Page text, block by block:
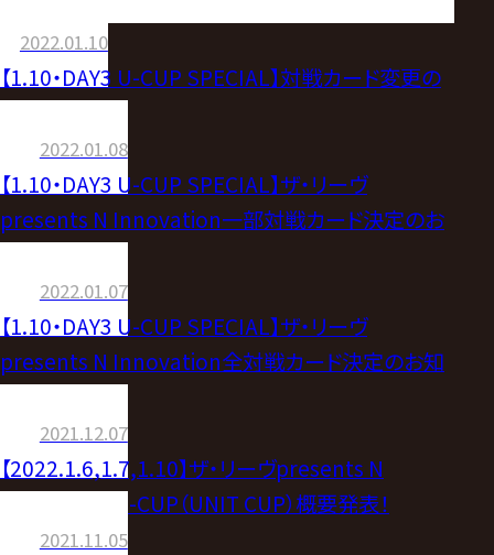
なったベルト、しっかり引き継ぐ」
2022.01.10
【1.10・DAY3 U-CUP SPECIAL】対戦カード変更の
2022.01.08
【1.10・DAY3 U-CUP SPECIAL】ザ・リーヴ
presents N Innovation一部対戦カード決定のお
2022.01.07
【1.10・DAY3 U-CUP SPECIAL】ザ・リーヴ
presents N Innovation全対戦カード決定のお知
2021.12.07
【2022.1.6,1.7,1.10】ザ・リーヴpresents N
Innovation U-CUP（UNIT CUP）概要発表！
2021.11.05